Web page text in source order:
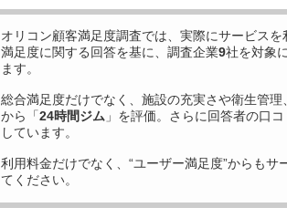
オリコン顧客満足度調査では、実際にサービスを
満足度に関する回答を基に、調査企業9社を対象
ます。
総合満足度だけでなく、施設の充実さや衛生管
から「24時間ジム 」を評価。さらに回答者の口
しています。
利用料金だけでなく、“ユーザー満足度”からもサ
てください。